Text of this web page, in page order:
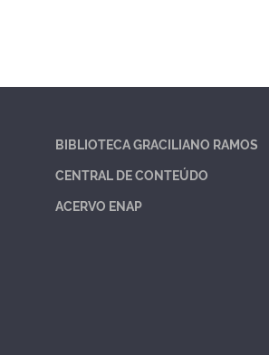
BIBLIOTECA GRACILIANO RAMOS
CENTRAL DE CONTEÚDO
ACERVO ENAP